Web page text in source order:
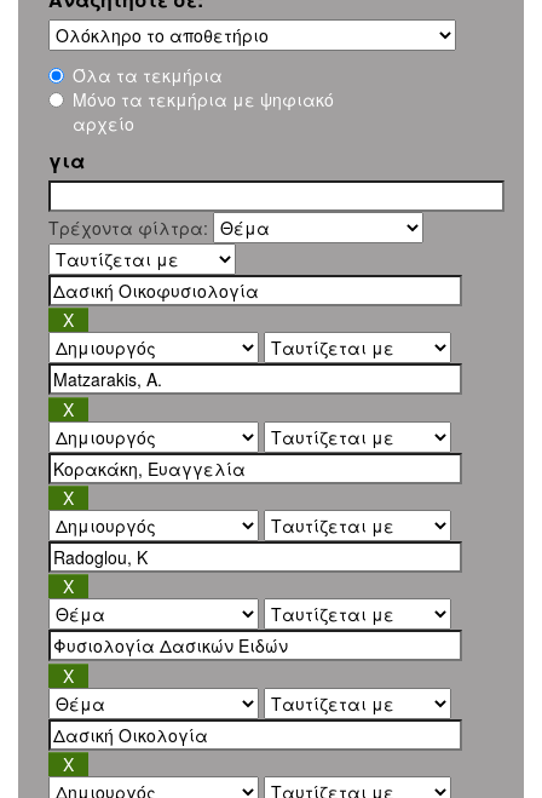
Όλα τα τεκμήρια
Μόνο τα τεκμήρια με ψηφιακό
αρχείο
για
Τρέχοντα φίλτρα: